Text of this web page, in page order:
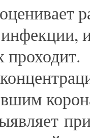
проходит.